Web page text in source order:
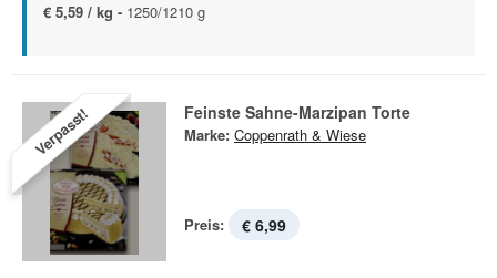
€ 5,59 / kg - 1250/1210 g
Verpasst! Feinste Sahne-Marzipan Torte
Marke: Coppenrath & Wiese
Preis: € 6,99